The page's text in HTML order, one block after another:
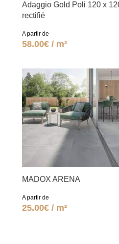
Adaggio Gold Poli 120 x
rectifié
A partir de
58.00€ / m²
MADOX ARENA
A partir de
25.00€ / m²